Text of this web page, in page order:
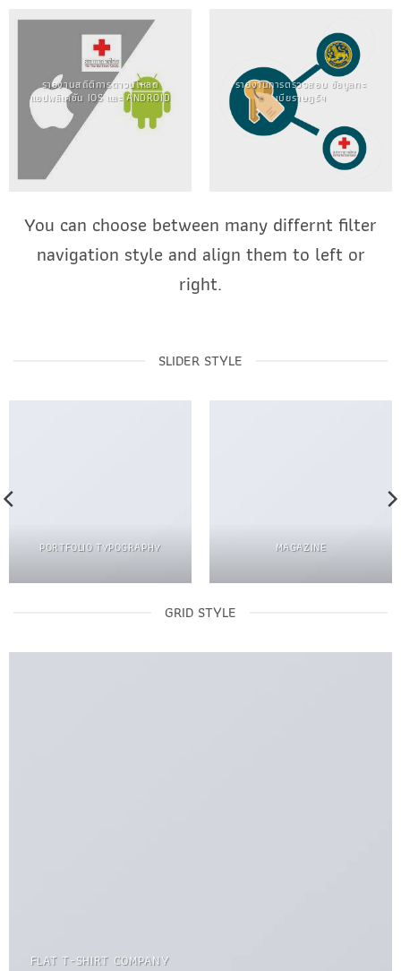
รายงานสถิติการดาวน์โหลด
แอปพลิเคชัน IOS และ ANDROID
รายงานการตรวจสอบ ข้อมูลทะ
เบียราษฎร์ฯ
You can choose between many differnt filter
navigation style and align them to left or
right.
SLIDER STYLE
PORTFOLIO TYPOGRAPHY MAGAZINE
GRID STYLE
FLAT T-SHIRT COMPANY